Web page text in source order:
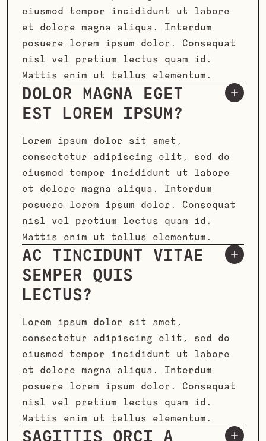
eiusmod tempor incididunt ut labore
et dolore magna aliqua. Interdum
posuere lorem ipsum dolor. Consequat
nisl vel pretium lectus quam id.
Mattis enim ut tellus elementum.
DOLOR MAGNA EGET
EST LOREM IPSUM?
Lorem ipsum dolor sit amet,
consectetur adipiscing elit, sed do
eiusmod tempor incididunt ut labore
et dolore magna aliqua. Interdum
posuere lorem ipsum dolor. Consequat
nisl vel pretium lectus quam id.
Mattis enim ut tellus elementum.
AC TINCIDUNT VITAE
SEMPER QUIS
LECTUS?
Lorem ipsum dolor sit amet,
consectetur adipiscing elit, sed do
eiusmod tempor incididunt ut labore
et dolore magna aliqua. Interdum
posuere lorem ipsum dolor. Consequat
nisl vel pretium lectus quam id.
Mattis enim ut tellus elementum.
SAGITTIS ORCI A